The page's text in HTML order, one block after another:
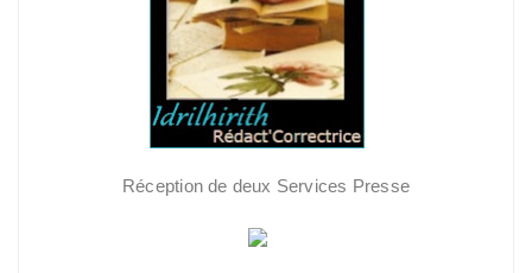
Réception de deux Services Presse